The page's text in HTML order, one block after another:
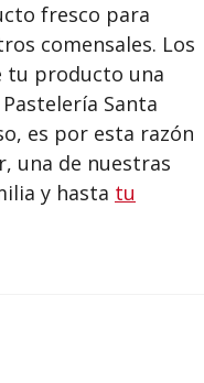
fresco para
comensales. Los
tu producto una
Santa
es por esta razón
una de nuestras
y hasta tu